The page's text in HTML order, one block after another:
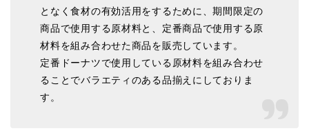
となく食材の有効活用をするために、期間限定の
商品で使用する原材料と、定番商品で使用する原
材料を組み合わせた商品を販売しています。
定番ドーナツで使用している原材料を組み合わせ
ることでバラエティのある品揃えにしておりま
す。